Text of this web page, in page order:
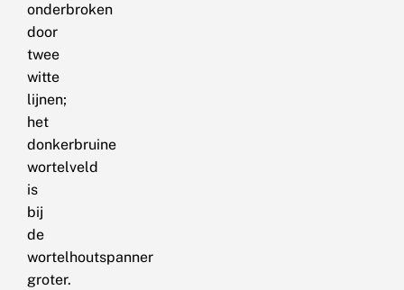
onderbroken
door
twee
witte
lijnen;
het
donkerbruine
wortelveld
is
bij
de
wortelhoutspanner
groter.